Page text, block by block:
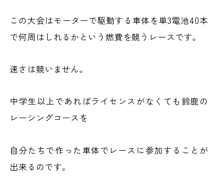
この大会はモーターで駆動する車体を単3電池40本
で何周はしれるかという燃費を競うレースです。
速さは競いません。
中学生以上であればライセンスがなくても鈴鹿の
レーシングコースを
自分たちで作った車体でレースに参加することが
出来るのです。